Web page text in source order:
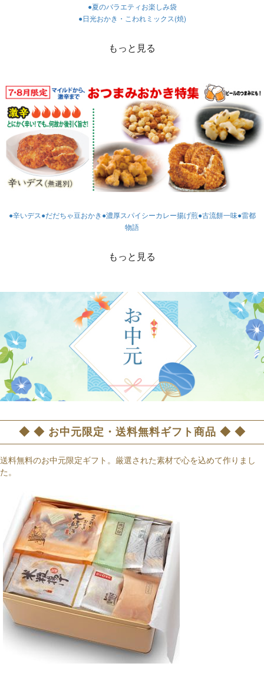
​​​​​​​●夏のバラエティお楽しみ袋
​​​​​​​●日光おかき・こわれミックス(焼)
もっと見る
●辛いデス●だだちゃ豆おかき●濃厚スパイシーカレー揚げ煎●古流餅一味●雷都
物語
もっと見る
◆ ◆ お中元限定・送料無料ギフト商品 ◆ ◆
送料無料のお中元限定ギフト。厳選された素材で心を込めて作りまし
た。